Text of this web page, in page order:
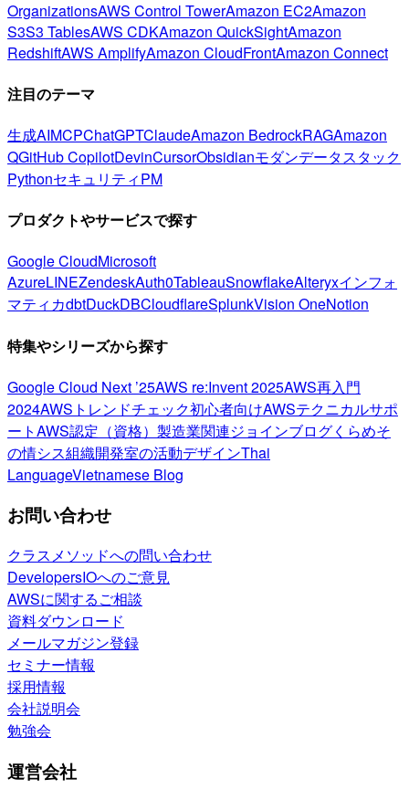
OrganizationsAWS Control TowerAmazon EC2Amazon
S3S3 TablesAWS CDKAmazon QuickSightAmazon
RedshiftAWS AmplifyAmazon CloudFrontAmazon Connect
注目のテーマ
生成AIMCPChatGPTClaudeAmazon BedrockRAGAmazon
QGitHub CopilotDevinCursorObsidianモダンデータスタック
PythonセキュリティPM
プロダクトやサービスで探す
Google CloudMicrosoft
AzureLINEZendeskAuth0TableauSnowflakeAlteryxインフォ
マティカdbtDuckDBCloudflareSplunkVision OneNotion
特集やシリーズから探す
Google Cloud Next ’25AWS re:Invent 2025AWS再入門
2024AWSトレンドチェック初心者向けAWSテクニカルサポ
ートAWS認定（資格） 製造業関連ジョインブログくらめそ
の情シス組織開発室の活動デザインThai
LanguageVietnamese Blog
お問い合わせ
クラスメソッドへの問い合わせ
DevelopersIOへのご意見
AWSに関するご相談
資料ダウンロード
メールマガジン登録
セミナー情報
採用情報
会社説明会
勉強会
運営会社